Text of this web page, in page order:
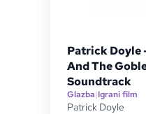
Patrick Doyle
And The
Soundtrack
Glazba|Igrani film
Patrick Doyle